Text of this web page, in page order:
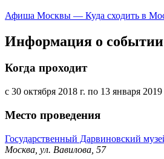
Афиша Москвы — Куда сходить в
Информация о событии
Когда проходит
с 30 октября 2018 г. по 13 января 2019
Место проведения
Государственный Дарвиновский
Москва, ул. Вавилова, 57